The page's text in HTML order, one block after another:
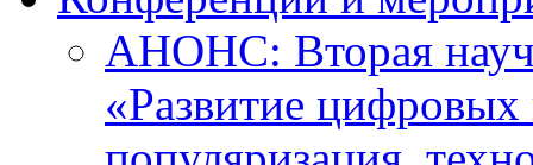
АНОНС: Вторая
«Развитие цифровых